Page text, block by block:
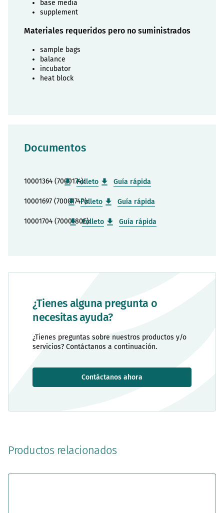
¿Tienes alguna pregunta o
necesitas ayuda?
¿Tienes preguntas sobre nuestros productos y/o
servicios? Contáctanos a continuación.
Contáctanos ahora
base media
supplement
Materiales requeridos pero no suministrados
sample bags
balance
incubator
heat block
Documentos
10001364 (7000174):Folleto Guía rápida
10001697 (7000174P):Folleto Guía rápida
10001704 (7000180E):Folleto Guía rápida
Productos relacionados